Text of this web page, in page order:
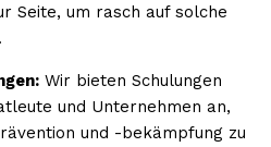
Seite, um rasch auf solche
Wir bieten Schulungen
und Unternehmen an,
und -bekämpfung zu